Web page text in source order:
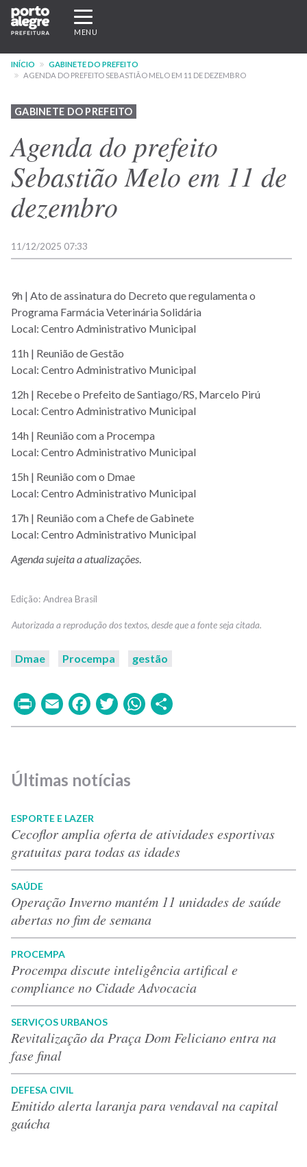
Pular
para
conteúdo
principal
Expandir/recolher
navegação
MENU
INÍCIO
GABINETE DO PREFEITO
AGENDA DO PREFEITO SEBASTIÃO MELO EM 11 DE DEZEMBRO
GABINETE DO PREFEITO
Agenda do prefeito
Sebastião Melo em 11 de
dezembro
11/12/2025 07:33
9h | Ato de assinatura do Decreto que regulamenta o
Programa Farmácia Veterinária Solidária
Local: Centro Administrativo Municipal
11h | Reunião de Gestão
Local: Centro Administrativo Municipal
12h | Recebe o Prefeito de Santiago/RS, Marcelo Pirú
Local: Centro Administrativo Municipal
14h | Reunião com a Procempa
Local: Centro Administrativo Municipal
15h | Reunião com o Dmae
Local: Centro Administrativo Municipal
17h | Reunião com a Chefe de Gabinete
Local: Centro Administrativo Municipal
Agenda sujeita a atualizações
Andrea Brasil
Dmae Procempa gestão
PrintEmailFacebook
TwitterWhatsApp
Últimas notícias
ESPORTE E LAZER
Cecoflor amplia oferta de atividades esportivas
gratuitas para todas as idades
SAÚDE
Operação Inverno mantém 11 unidades de saúde
abertas no fim de semana
PROCEMPA
Procempa discute inteligência artifical e
compliance no Cidade Advocacia
SERVIÇOS URBANOS
Revitalização da Praça Dom Feliciano entra na
fase final
DEFESA CIVIL
Emitido alerta laranja para vendaval na capital
gaúcha